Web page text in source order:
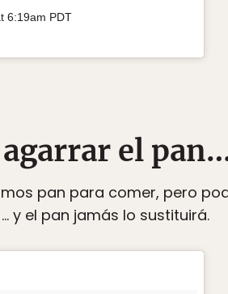
6:19am PDT
el
pan para comer, pero
y el pan jamás lo sustituirá.